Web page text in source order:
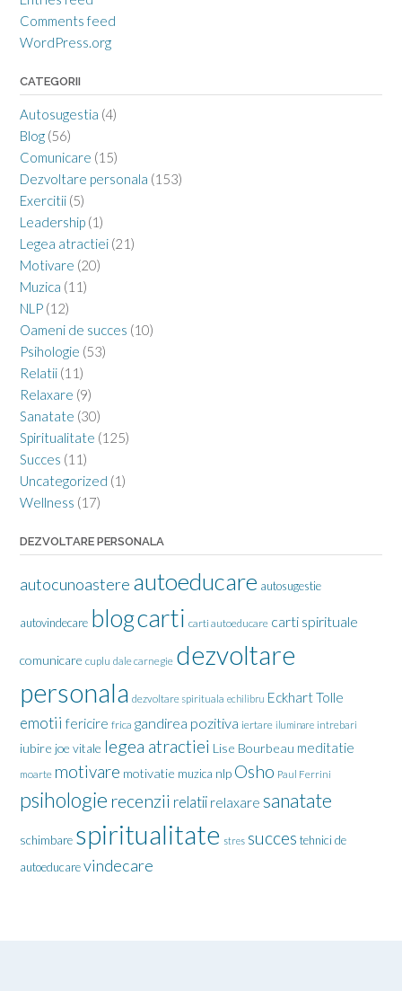
Comments feed
WordPress.org
CATEGORII
Autosugestia (4)
Blog (56)
Comunicare (15)
Dezvoltare personala (153)
Exercitii (5)
Leadership (1)
Legea atractiei (21)
Motivare (20)
Muzica (11)
NLP (12)
Oameni de succes (10)
Psihologie (53)
Relatii (11)
Relaxare (9)
Sanatate (30)
Spiritualitate (125)
Succes (11)
Uncategorized (1)
Wellness (17)
DEZVOLTARE PERSONALA
autocunoastere autoeducare autosugestie
autovindecare blogcarti carti autoeducare carti spirituale
comunicare cuplu dale carnegie dezvoltare
personala dezvoltare spirituala echilibru Eckhart Tolle
emotii fericire frica gandirea pozitiva iertare iluminare intrebari
iubire joe vitale legea atractiei Lise Bourbeau meditatie
moarte motivare motivatie muzica nlp Osho Paul Ferrini
psihologie recenzii relatii relaxare sanatate
schimbare spiritualitate stres succes tehnici de
autoeducarevindecare